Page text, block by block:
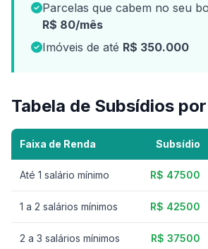
Parcelas que cabem no seu
R$ 80/mês
Imóveis de até R$ 350.000
Tabela de Subsídios
Faixa de Renda Subsídio
Até 1 salário mínimo R$ 47500
1 a 2 salários mínimos R$ 42500
2 a 3 salários mínimos R$ 37500